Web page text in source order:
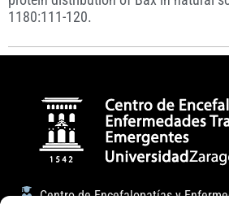
1180:111-120.
Centro de Encefalopatías y